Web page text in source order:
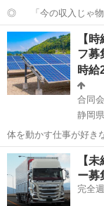
◎ 「今の収入じゃ物
な方はお見逃しな…
福岡 苅田駅 そ
【
フ募
時給
合同
静岡
体を動かす仕事が好き
静岡 沼津市 片
【
ー募
完全